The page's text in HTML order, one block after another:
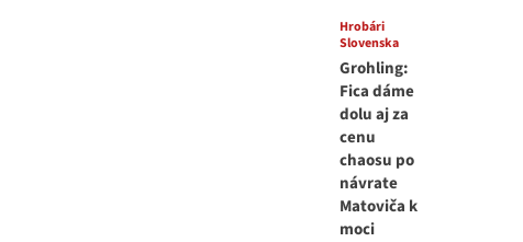
Hrobári
Slovenska
Grohling:
Fica dáme
dolu aj za
cenu
chaosu po
návrate
Matoviča k
moci